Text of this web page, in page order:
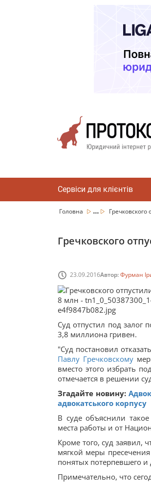
Сервіси для клієнтів
Головна ... Гречковского
Гречковского
23.09.2016Автор:Фурман
Суд отпустил под залог
3,8 миллиона гривен.
"Суд постановил
Павлу Гречковскому
вместо этого избрать
отмечается в решении
Згадайте новину:
адвокатського корпусу
В суде объяснили
места работы и от
Кроме того, суд заявил,
мягкой меры
понятых потерпевшего
Примечательно, что